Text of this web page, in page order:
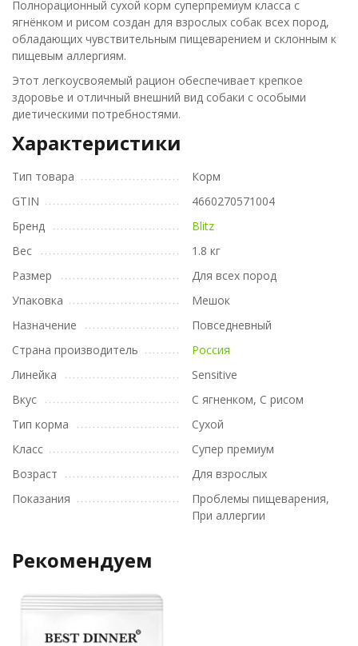
Полнорационный сухой корм суперпремиум класса с
ягнёнком и рисом создан для взрослых собак всех пород,
обладающих чувствительным пищеварением и склонным к
пищевым аллергиям.
Этот легкоусвояемый рацион обеспечивает крепкое
здоровье и отличный внешний вид собаки с особыми
диетическими потребностями.
Характеристики
Тип товара
Корм
GTIN
4660270571004
Бренд
Blitz
Вес
1.8 кг
Размер
Для всех пород
Упаковка
Мешок
Назначение
Повседневный
Страна производитель
Россия
Линейка
Sensitive
Вкус
С ягненком, С рисом
Тип корма
Сухой
Класс
Супер премиум
Возраст
Для взрослых
Показания
Проблемы пищеварения,
При аллергии
Рекомендуем